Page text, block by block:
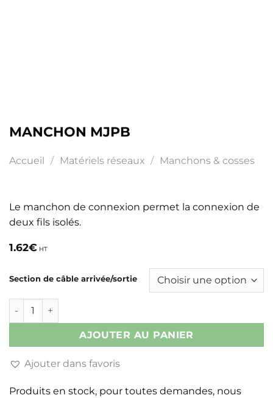
MANCHON MJPB
Accueil / Matériels réseaux / Manchons & cosses
Le manchon de connexion permet la connexion de
deux fils isolés.
1.62€ HT
Section de câble arrivée/sortie
quantité de MANCHON MJPB
AJOUTER AU PANIER
Ajouter dans favoris
Produits en stock, pour toutes demandes, nous